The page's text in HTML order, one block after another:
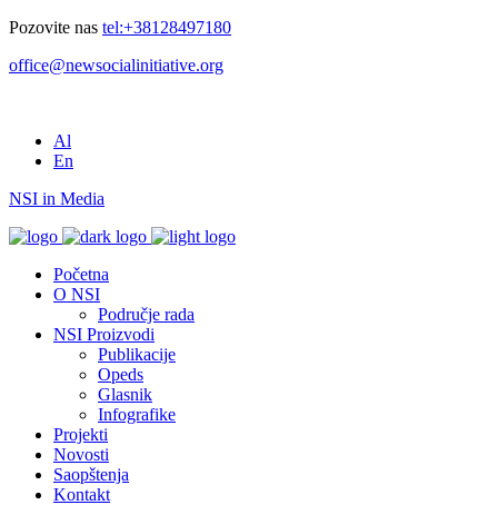
Pozovite nas tel:+38128497180
office@newsocialinitiative.org
Al
En
NSI in Media
Početna
O NSI
Područje rada
NSI Proizvodi
Publikacije
Opeds
Glasnik
Infografike
Projekti
Novosti
Saopštenja
Kontakt